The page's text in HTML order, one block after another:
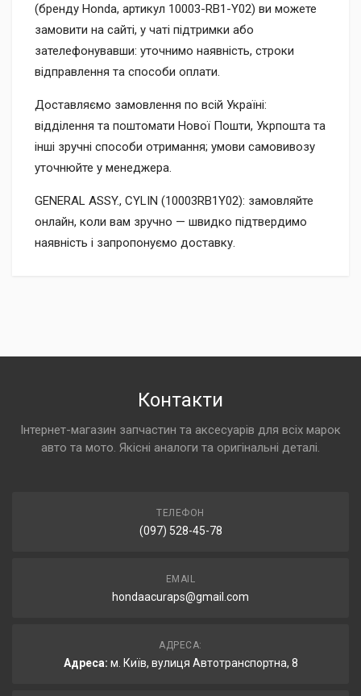
(бренду Honda, артикул 10003-RB1-Y02) ви можете
замовити на сайті, у чаті підтримки або
зателефонувавши: уточнимо наявність, строки
відправлення та способи оплати.
Доставляємо замовлення по всій Україні:
відділення та поштомати Нової Пошти, Укрпошта та
інші зручні способи отримання; умови самовивозу
уточнюйте у менеджера.
GENERAL ASSY., CYLIN (10003RB1Y02): замовляйте
онлайн, коли вам зручно — швидко підтвердимо
наявність і запропонуємо доставку.
Контакти
Інтернет-магазин запчастин та аксесуарів для всіх марок
авто та мото. Якісні аналоги та оригінальні деталі.
ТЕЛЕФОН
(097) 528-45-78
EMAIL
hondaacuraps@gmail.com
АДРЕСА:
Адреса: м. Київ, вулиця Автотранспортна, 8